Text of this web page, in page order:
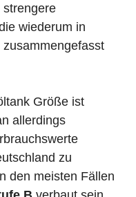
strengere
wiederum in
zusammengefasst
Größe ist
allerdings
zu
den meisten Fällen